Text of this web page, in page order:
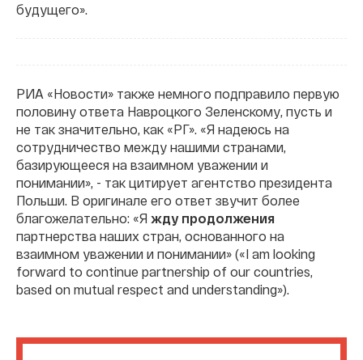
будущего».
РИА «Новости» также немного подправило первую
половину ответа Навроцкого Зеленскому, пусть и
не так значительно, как «РГ». «Я надеюсь на
сотрудничество между нашими странами,
базирующееся на взаимном уважении и
понимании», - так цитирует агентство президента
Польши. В оригинале его ответ звучит более
благожелательно: «Я жду продолжения
партнерства наших стран, основанного на
взаимном уважении и понимании» («I am looking
forward to continue partnership of our countries,
based on mutual respect and understanding»).